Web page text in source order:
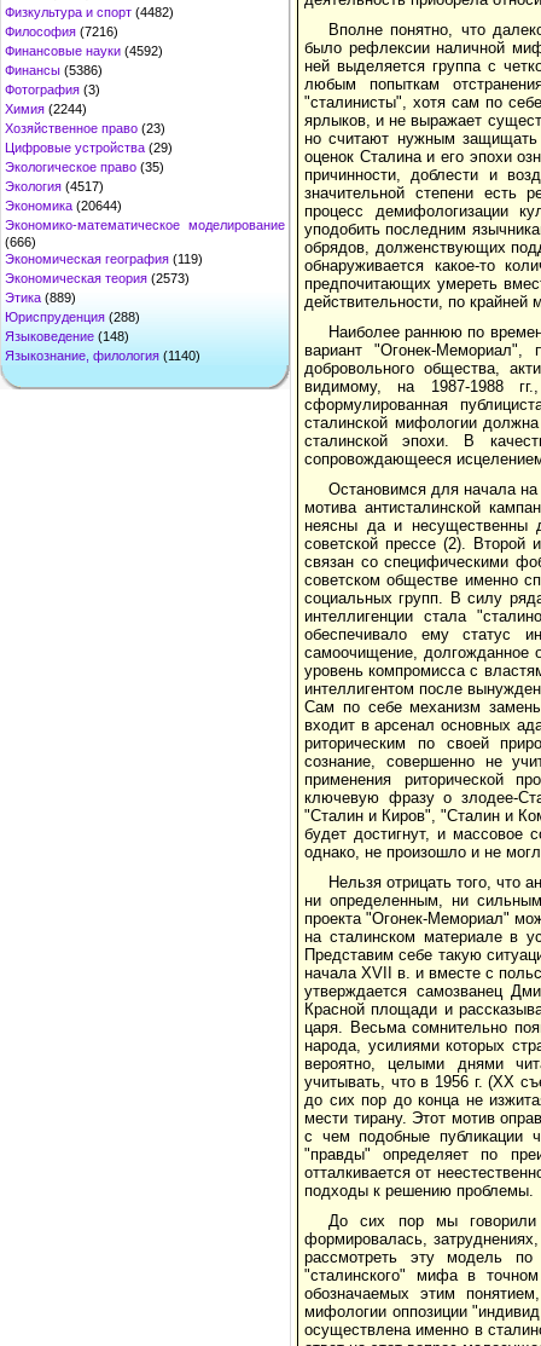
Физкультура и спорт (4482)
Философия (7216)
Финансовые науки (4592)
Финансы (5386)
Фотография (3)
Химия (2244)
Хозяйственное право (23)
Цифровые устройства (29)
Экологическое право (35)
Экология (4517)
Экономика (20644)
Экономико-математическое моделирование
(666)
Экономическая география (119)
Экономическая теория (2573)
Этика (889)
Юриспруденция (288)
Языковедение (148)
Языкознание, филология (1140)
Вполне понятно, что
было рефлексии наличной
ней выделяется группа с
любым попыткам
"сталинисты", хотя сам по
ярлыков, и не выражает
но считают нужным
оценок Сталина и его эпохи
причинности, доблести и
значительной степени есть
процесс демифологизации
уподобить последним
обрядов, долженствующих
обнаруживается какое-то
предпочитающих умереть
действительности, по
Наиболее раннюю по
вариант "Огонек-
добровольного общества,
видимому, на 1987-1988
сформулированная
сталинской мифологии
сталинской эпохи. В
сопровождающееся
Остановимся для начала на
мотива антисталинской
неясны да и несущественны
советской прессе (2). Второй
связан со специфическими
советском обществе именно
социальных групп. В силу
интеллигенции стала
обеспечивало ему статус
самоочищение, долгожданное
уровень компромисса с
интеллигентом после
Сам по себе механизм замены
входит в арсенал основных
риторическим по своей
сознание, совершенно не
применения риторической
ключевую фразу о злодее-
"Сталин и Киров", "Сталин и
будет достигнут, и массовое
однако, не произошло и не
Нельзя отрицать того, что
ни определенным, ни
проекта "Огонек-Мемориал"
на сталинском материале в
Представим себе такую
начала ХVII в. и вместе с
утверждается самозванец
Красной площади и
царя. Весьма сомнительно
народа, усилиями которых
вероятно, целыми днями
учитывать, что в 1956 г. (XX
до сих пор до конца не
мести тирану. Этот мотив
с чем подобные публикации
"правды" определяет по
отталкивается от
подходы к решению проблемы.
До сих пор мы говорили
формировалась,
рассмотреть эту модель по
"сталинского" мифа в
обозначаемых этим
мифологии оппозиции
осуществлена именно в